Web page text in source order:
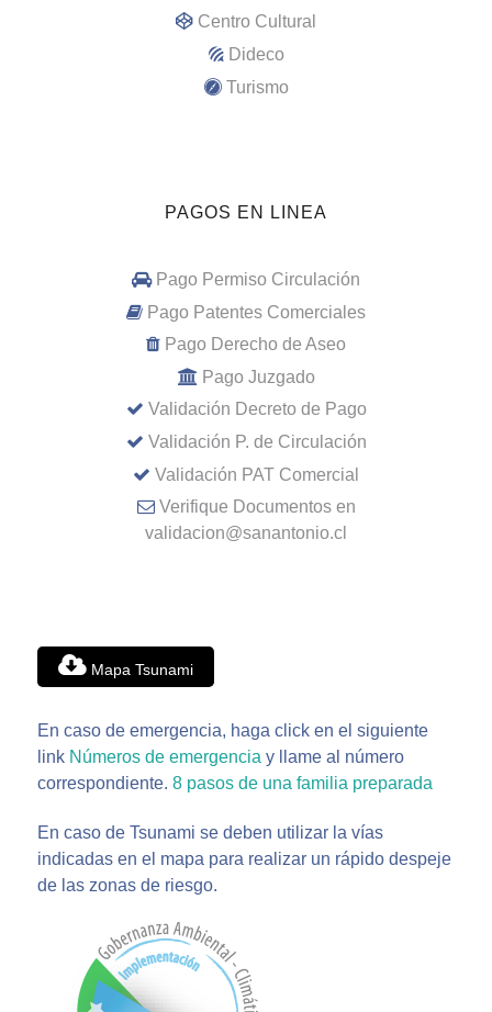
Centro Cultural
Dideco
Turismo
PAGOS EN LINEA
Pago Permiso Circulación
Pago Patentes Comerciales
Pago Derecho de Aseo
Pago Juzgado
Validación Decreto de Pago
Validación P. de Circulación
Validación PAT Comercial
Verifique Documentos en
validacion@sanantonio.cl
Mapa Tsunami
En caso de emergencia, haga click en el siguiente
link Números de emergencia y llame al número
correspondiente. 8 pasos de una familia preparada
En caso de Tsunami se deben utilizar la vías
indicadas en el mapa para realizar un rápido despeje
de las zonas de riesgo.